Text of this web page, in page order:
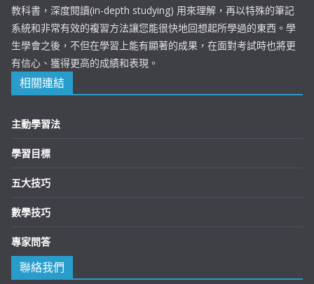
教科書，深度閱讀(in-depth studying) 用來理解，再以特殊的筆記
系統和非常有效的複習方法讓您能很快地回想起所學過的東西。學
生學會之後，不但在學習上能有顯著的成果，在面對考試時也將更
有信心、獲得更高的成績和表現。
相關連結
主動學習法
學習目標
五大技巧
數學技巧
專家問答
聯絡我們